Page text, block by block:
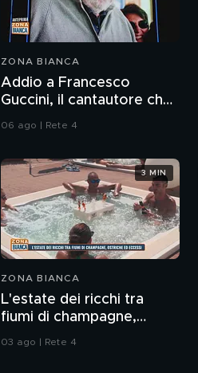
ZONA BIANCA
Addio a Francesco
Guccini, il cantautore che
ha raccontato l'Italia
06 ago | Rete 4
ZONA BIANCA
L'estate dei ricchi tra
fiumi di champagne,
ostriche ed eccessi
03 ago | Rete 4
3 MIN